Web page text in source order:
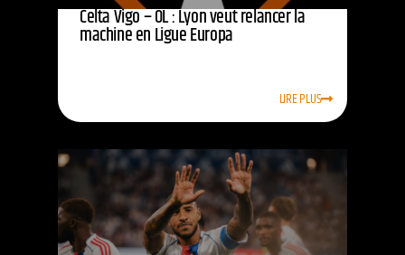
Celta Vigo – OL : Lyon veut relancer la
machine en Ligue Europa
LIRE PLUS